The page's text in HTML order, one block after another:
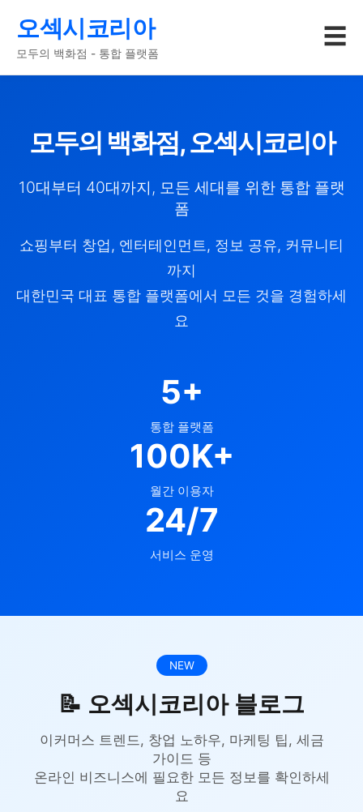
오섹시코리아
모두의 백화점 - 통합 플랫폼
☰
모두의 백화점, 오섹시코리아
10대부터 40대까지, 모든 세대를 위한 통합 플랫
폼
쇼핑부터 창업, 엔터테인먼트, 정보 공유, 커뮤니티
까지
대한민국 대표 통합 플랫폼에서 모든 것을 경험하세
요
5+
통합 플랫폼
100K+
월간 이용자
24/7
서비스 운영
NEW
📝 오섹시코리아 블로그
이커머스 트렌드, 창업 노하우, 마케팅 팁, 세금
가이드 등
온라인 비즈니스에 필요한 모든 정보를 확인하세
요